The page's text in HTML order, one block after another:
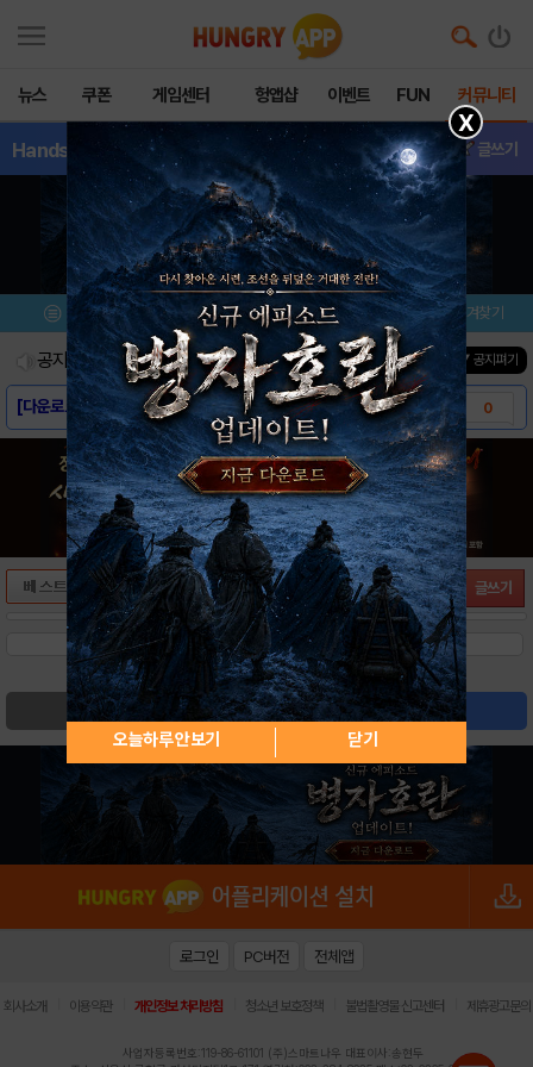
뉴스 쿠폰 게임센터 헝앱샵 이벤트 FUN 커뮤니티
Hands‘nGun - 공략&팁 글쓰기
메뉴 이벤트/미션 설치/평가 즐겨찾기
공지사항 진행중인 이벤트0건 ▼ 공지펴기
[다운로드 링크] Hands‘n Guns Si.. 0
[스크린샷] Hands‘n Guns Simul.. 0
[게임소개] Hands‘n Guns Simul..
글쓰기
검색 글쓰기
X
오늘하루 안보기 닫기
로그인 PC버전 전체앱
회사소개 이용약관 개인정보 처리방침 청소년 보호정책 불법촬영물 신고센터 제휴광고문의
사업자등록번호:119-86-61101 (주)스마트나우 대표이사:송현두